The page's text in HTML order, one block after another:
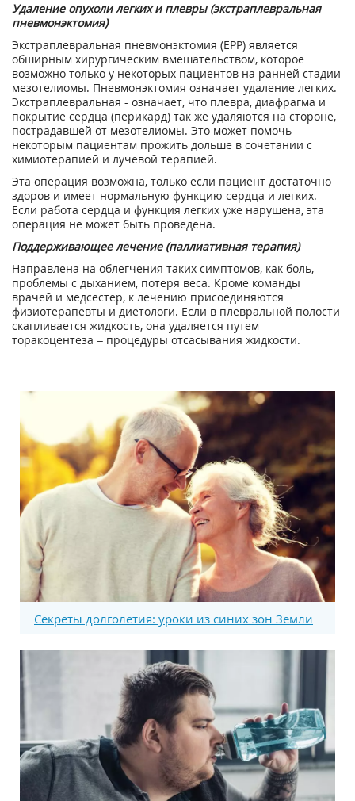
Удаление опухоли легких и плевры (экстраплевральная
пневмонэктомия)
Экстраплевральная пневмонэктомия (EPP) является
обширным хирургическим вмешательством, которое
возможно только у некоторых пациентов на ранней стадии
мезотелиомы. Пневмонэктомия означает удаление легких.
Экстраплевральная - означает, что плевра, диафрагма и
покрытие сердца (перикард) так же удаляются на стороне,
пострадавшей от мезотелиомы. Это может помочь
некоторым пациентам прожить дольше в сочетании с
химиотерапией и лучевой терапией.
Эта операция возможна, только если пациент достаточно
здоров и имеет нормальную функцию сердца и легких.
Если работа сердца и функция легких уже нарушена, эта
операция не может быть проведена.
Поддерживающее лечение (паллиативная терапия)
Направлена на облегчения таких симптомов, как боль,
проблемы с дыханием, потеря веса. Кроме команды
врачей и медсестер, к лечению присоединяются
физиотерапевты и диетологи. Если в плевральной полости
скапливается жидкость, она удаляется путем
торакоцентеза – процедуры отсасывания жидкости.
Секреты долголетия: уроки из синих зон Земли